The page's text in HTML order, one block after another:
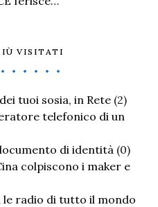
VISITATI
tuoi sosia, in Rete (2)
telefonico di un
di identità (0)
colpiscono i maker e
le radio di tutto il mondo